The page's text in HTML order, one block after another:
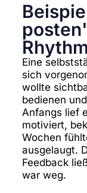
Eine
sich
wollte
bedienen
Anfangs lief
motiviert,
Wochen
ausgelaugt.
Feedback
war weg.